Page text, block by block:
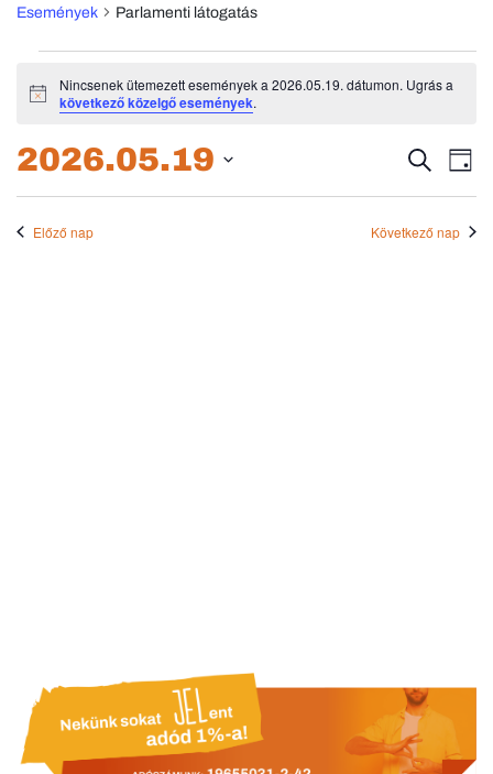
Események Parlamenti látogatás
Események
for
2026.05.19.
Notice
Nincsenek ütemezett események a 2026.05.19. dátumon. Ugrás a
következő közelgő események.
és
Keresett
kifejezés
Nap
2026.05.19
Előző nap
Következő nap